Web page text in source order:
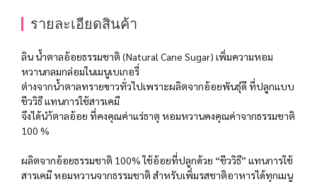
รายละเอียดสินค้า
ลิน น้ำตาลอ้อยธรรมชาติ (Natural Cane Sugar) เพิ่มความหอม
หวานกลมกล่อมในเมนูเบเกอรี่
ต่างจากน้ำตาลทรายขาวทั่วไปเพราะผลิตจากอ้อยพันธุ์ดี ที่ปลูกแบบ
ชีววิธี แทนการใช้สารเคมี
จึงได้นำ้ตาลอ้อย ที่คงคุณค่าแร่ธาตุ หอมหวานคงคุณค่าจากธรรมชาติ
100 %
ผลิตจากอ้อยธรรมชาติ 100% ใช้อ้อยที่ปลูกด้วย “ชีววิธี” แทนการใช้
สารเคมี หอมหวานจากธรรมชาติ สำหรับเพิ่มรสชาติอาหารได้ทุกเมนู